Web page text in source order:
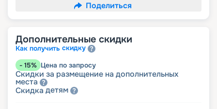
Поделиться
Дополнительные скидки
Как получить скидку
- 15% Цена по запросу
Скидки за размещение на дополнительных
места
Скидка детям